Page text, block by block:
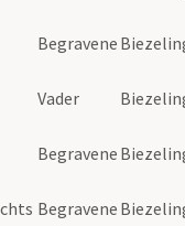
Begravene
Vader
Begravene
Begravene